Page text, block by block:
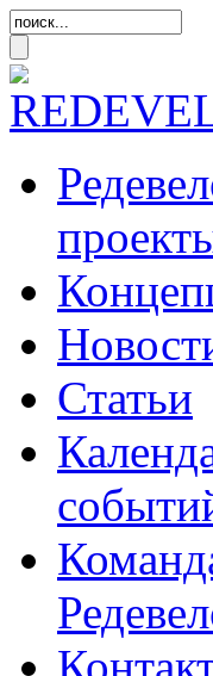
Статьи